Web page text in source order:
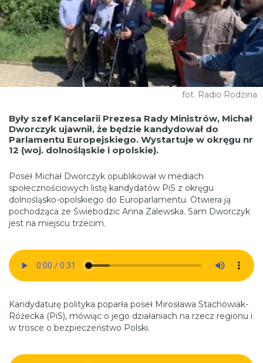
fot. Radio Rodzina
Były szef Kancelarii Prezesa Rady Ministrów, Michał
Dworczyk ujawnił, że będzie kandydował do
Parlamentu Europejskiego. Wystartuje w okręgu nr
12 (woj. dolnośląskie i opolskie).
Poseł Michał Dworczyk opublikował w mediach
społecznościowych listę kandydatów PiS z okręgu
dolnośląsko-opolskiego do Europarlamentu. Otwiera ją
pochodząca ze Świebodzic Anna Zalewska. Sam Dworczyk
jest na miejscu trzecim.
Kandydaturę polityka poparła poseł Mirosława Stachowiak-
Różecka (PiS), mówiąc o jego działaniach na rzecz regionu i
w trosce o bezpieczeństwo Polski.